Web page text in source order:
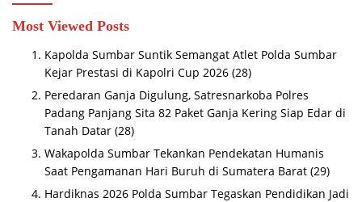
Most Viewed Posts
Kapolda Sumbar Suntik Semangat Atlet Polda Sumbar
Kejar Prestasi di Kapolri Cup 2026 (28)
Peredaran Ganja Digulung, Satresnarkoba Polres
Padang Panjang Sita 82 Paket Ganja Kering Siap Edar di
Tanah Datar (28)
Wakapolda Sumbar Tekankan Pendekatan Humanis
Saat Pengamanan Hari Buruh di Sumatera Barat (29)
Hardiknas 2026 Polda Sumbar Tegaskan Pendidikan Jadi